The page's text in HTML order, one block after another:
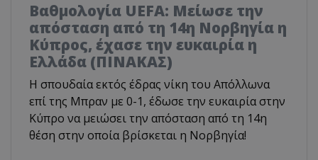
Βαθμολογία UEFA: Μείωσε την
απόσταση από τη 14η Νορβηγία η
Κύπρος, έχασε την ευκαιρία η
Ελλάδα (ΠΙΝΑΚΑΣ)
Η σπουδαία εκτός έδρας νίκη του Απόλλωνα
επί της Μπραν με 0-1, έδωσε την ευκαιρία στην
Κύπρο να μειώσει την απόσταση από τη 14η
θέση στην οποία βρίσκεται η Νορβηγία!